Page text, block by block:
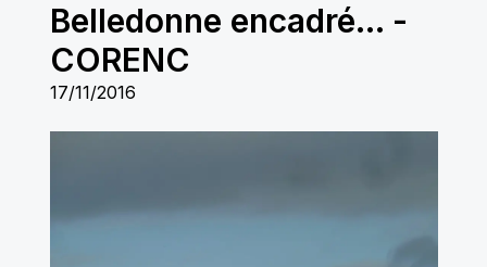
Belledonne encadré... -
CORENC
17/11/2016